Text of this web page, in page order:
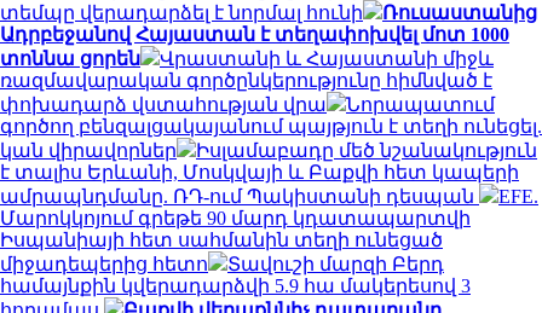
տեմպը վերադարձել է նորմալ հունի
Ռուսաստանից
Ադրբեջանով Հայաստան է տեղափոխվել մոտ 1000
տոննա ցորեն
Վրաստանի և Հայաստանի միջև
ռազմավարական գործընկերությունը հիմնված է
փոխադարձ վստահության վրա
Նորապատում
գործող բենզալցակայանում պայթյուն է տեղի ունեցել.
կան վիրավորներ
Իսլամաբադը մեծ նշանակություն
է տալիս Երևանի, Մոսկվայի և Բաքվի հետ կապերի
ամրապնդմանը. ՌԴ-ում Պակիստանի դեսպան
EFE.
Մարոկկոյում գրեթե 90 մարդ կդատապարտվի
Իսպանիայի հետ սահմանին տեղի ունեցած
միջադեպերից հետո
Տավուշի մարզի Բերդ
համայնքին կվերադարձվի 5.9 հա մակերեսով 3